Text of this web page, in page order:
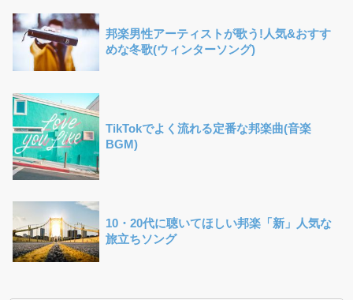
邦楽男性アーティストが歌う!人気&おすす
めな冬歌(ウィンターソング)
TikTokでよく流れる定番な邦楽曲(音楽
BGM)
10・20代に聴いてほしい邦楽「新」人気な
旅立ちソング